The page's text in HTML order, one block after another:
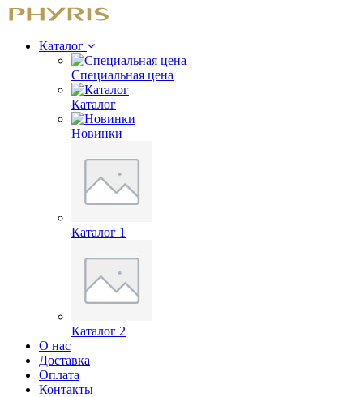
Каталог
Специальная цена
Каталог
Новинки
Каталог 1
Каталог 2
О нас
Доставка
Оплата
Контакты